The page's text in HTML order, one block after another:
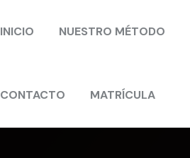
INICIO NUESTRO MÉTODO
CONTACTO MATRÍCULA